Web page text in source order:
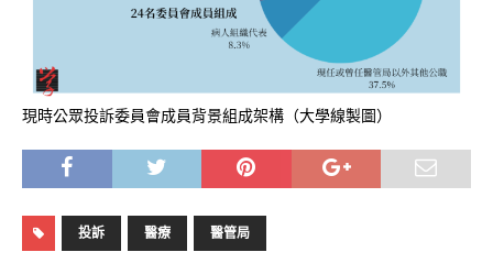
現時公眾投訴委員會成員背景組成架構（大學線製圖）
投訴 醫療 醫管局